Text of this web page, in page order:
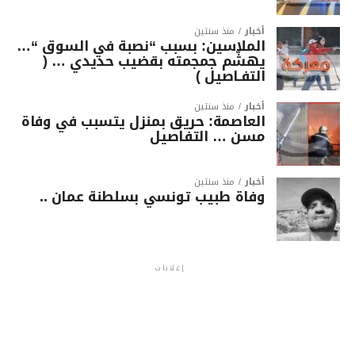
أخبار منذ سنتين
الملاسين: بسبب “نصبة في السوق “…
يهشّم جمجمته بقضيب حديدي … (
التفـاصيل )
أخبار منذ سنتين
العاصمة: حريق بمنزل يتسبب في وفاة
مسن … التفاصيل
أخبار منذ سنتين
وفاة طبيب تونسي بسلطنة عمان ..
إعلانات